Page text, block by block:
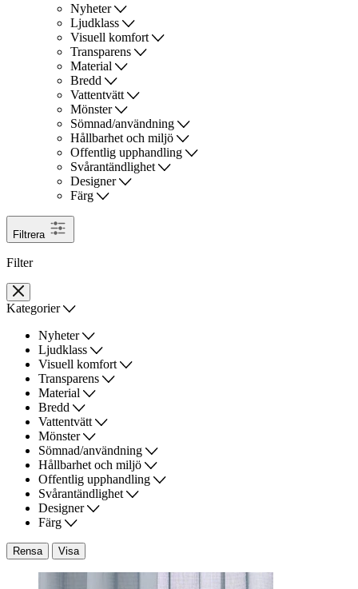
Nyheter
Ljudklass
Visuell komfort
Transparens
Material
Bredd
Vattentvätt
Mönster
Sömnad/användning
Hållbarhet och miljö
Offentlig upphandling
Svårantändlighet
Designer
Färg
Filtrera
Filter
Kategorier
Nyheter
Ljudklass
Visuell komfort
Transparens
Material
Bredd
Vattentvätt
Mönster
Sömnad/användning
Hållbarhet och miljö
Offentlig upphandling
Svårantändlighet
Designer
Färg
Rensa Visa